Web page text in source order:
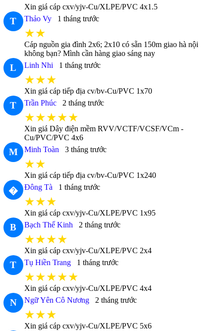
Xin giá cáp cxv/yjv-Cu/XLPE/PVC 4x1.5
T Thảo Vy 1 tháng trước
★★
Cáp nguồn gia đình 2x6; 2x10 có sẵn 150m giao hà nội
không bạn? Mình cần hàng giao sáng nay
L Linh Nhi 1 tháng trước
★★★
Xin giá cáp tiếp địa cv/bv-Cu/PVC 1x70
T Trần Phúc 2 tháng trước
★★★★★
Xin giá Dây điện mềm RVV/VCTF/VCSF/VCm -
Cu/PVC/PVC 4x6
M Minh Toàn 3 tháng trước
★★
Xin giá cáp tiếp địa cv/bv-Cu/PVC 1x240
� Đông Tà 1 tháng trước
★★★
Xin giá cáp cxv/yjv-Cu/XLPE/PVC 1x95
B Bạch Thế Kinh 2 tháng trước
★★★★
Xin giá cáp cxv/yjv-Cu/XLPE/PVC 2x4
T Tụ Hiền Trang 1 tháng trước
★★★★★
Xin giá cáp cxv/yjv-Cu/XLPE/PVC 4x4
N Ngữ Yên Cô Nương 2 tháng trước
★★★
Xin giá cáp cxv/yjv-Cu/XLPE/PVC 5x6